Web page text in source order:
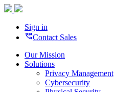
Sign in
perm_phone_msgContact Sales
Our Mission
Solutions
Privacy Management
Cybersecurity